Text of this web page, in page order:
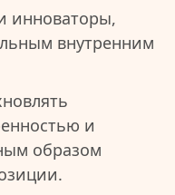
инноваторы,
внутренним
и
образом